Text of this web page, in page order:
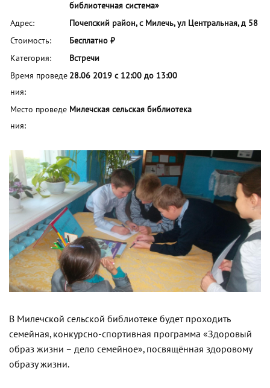
библиотечная система»
Адрес:
Почепский район, с Милечь, ул Центральная, д 58
Стоимость:
Бесплатно ₽
Категория:
Встречи
Время проведе
ния:
28.06 2019 с 12:00 до 13:00
Место проведе
ния:
Милечская сельская библиотека
В Милечской сельской библиотеке будет проходить
семейная, конкурсно-спортивная программа «Здоровый
образ жизни – дело семейное», посвящённая здоровому
образу жизни.